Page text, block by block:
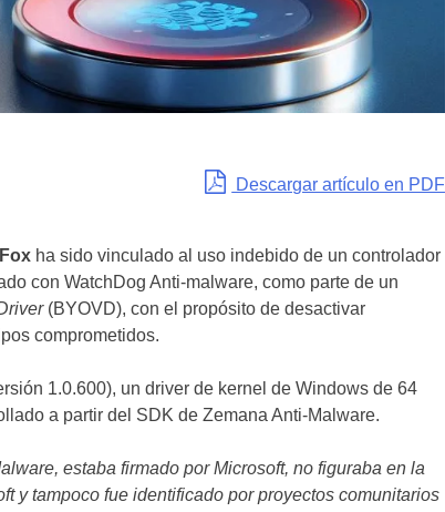
Descargar artículo en PDF
ha sido vinculado al uso indebido de un controlador
con WatchDog Anti-malware, como parte de un
(BYOVD), con el propósito de desactivar
comprometidos.
1.0.600), un driver de kernel de Windows de 64
a partir del SDK de Zemana Anti-Malware.
estaba firmado por Microsoft, no figuraba en la
y tampoco fue identificado por proyectos comunitarios